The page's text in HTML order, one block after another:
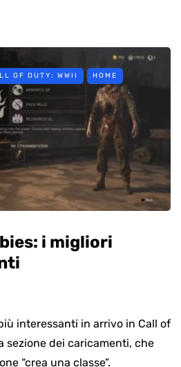
OF DUTY: WWII HOME
i migliori
interessanti in arrivo in Call of
sezione dei caricamenti, che
“crea una classe”.